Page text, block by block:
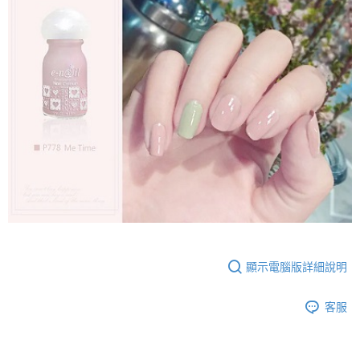
顯示電腦版詳細說明
客服